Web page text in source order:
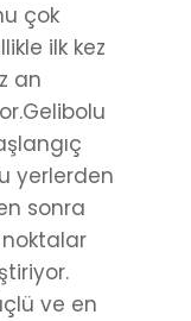
çok
ilk kez
an
yerlerden
sonra
ve en